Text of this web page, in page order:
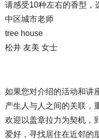
请感受10种左右的香型，
中区城市老师
tree house
松井 友美 女士
如果您对介绍的活动和讲
产生人与人之间的关联，
欢迎以盖章拉力为契机，
爱好，寻找居住在近邻的